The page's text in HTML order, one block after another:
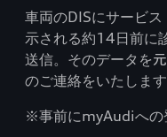
車両のDISにサービ
示される約14日前に
送信。そのデータを
のご連絡をいたします
※事前にmyAudiへの